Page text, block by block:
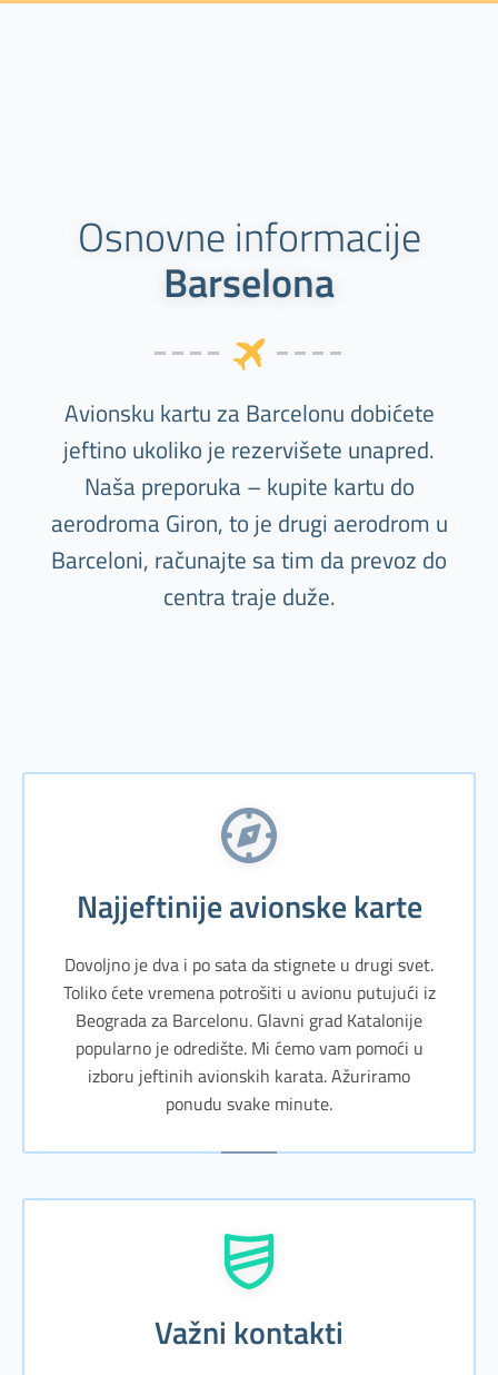
Osnovne informacije
Barselona
Avionsku kartu za Barcelonu dobićete
jeftino ukoliko je rezervišete unapred.
Naša preporuka – kupite kartu do
aerodroma Giron, to je drugi aerodrom u
Barceloni, računajte sa tim da prevoz do
centra traje duže.
Najjeftinije avionske karte
Dovoljno je dva i po sata da stignete u drugi svet.
Toliko ćete vremena potrošiti u avionu putujući iz
Beograda za Barcelonu. Glavni grad Katalonije
popularno je odredište. Mi ćemo vam pomoći u
izboru jeftinih avionskih karata. Ažuriramo
ponudu svake minute.
Važni kontakti